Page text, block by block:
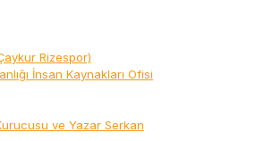
Rizespor)
İnsan Kaynakları Ofisi
ve Yazar Serkan